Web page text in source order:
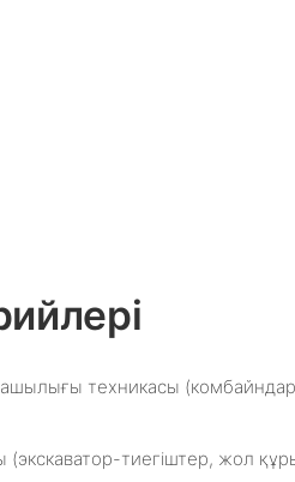
техникасы
тиегіштер, жол